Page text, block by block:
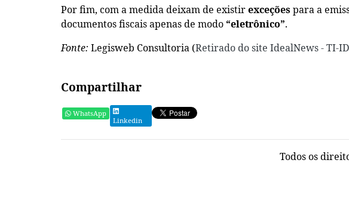
Por fim, com a medida deixam de existirexceçõespara a
documentos fiscais apenas de modo “eletrônico”.
Fonte: Legisweb Consultoria (Retirado do site IdealNews - TI-
Compartilhar
WhatsApp
Linkedin
Todos os